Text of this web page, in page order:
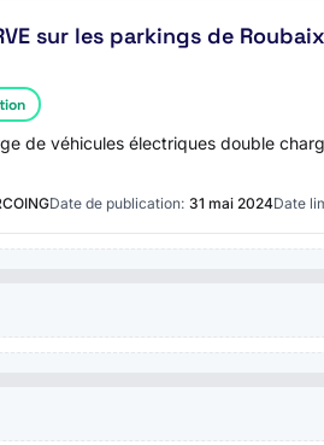
sur les parkings de
de véhicules électriques double
Date de publication: 31 mai 2024Date